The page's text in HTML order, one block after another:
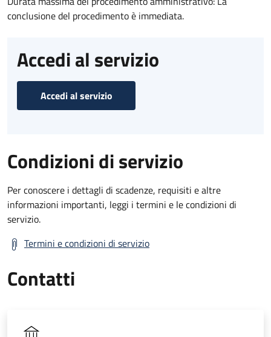
conclusione del procedimento è immediata.
Accedi al servizio
Accedi al servizio
Condizioni di servizio
Per conoscere i dettagli di scadenze, requisiti e altre
informazioni importanti, leggi i termini e le condizioni di
servizio.
Termini e condizioni di servizio
Contatti